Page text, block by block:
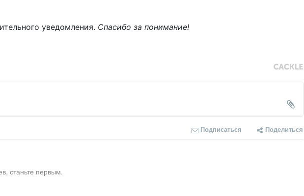
уведомления. Спасибо за понимание!
Подписаться Поделиться
станьте первым.